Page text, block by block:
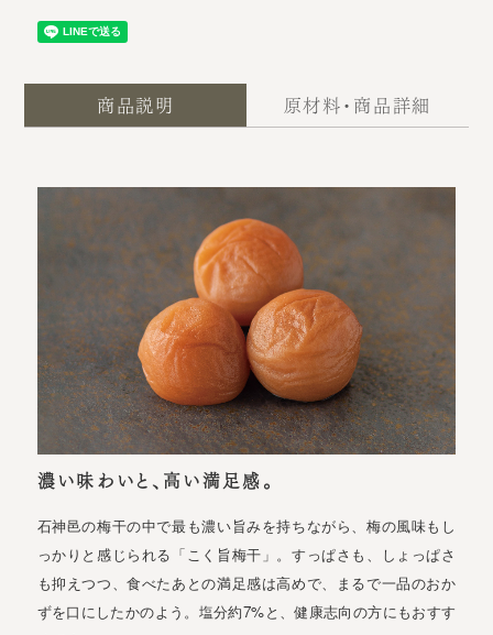
商品説明 原材料・商品詳細
濃い味わいと、高い満足感。
石神邑の梅干の中で最も濃い旨みを持ちながら、梅の風味もし
っかりと感じられる「こく旨梅干」。すっぱさも、しょっぱさ
も抑えつつ、食べたあとの満足感は高めで、まるで一品のおか
ずを口にしたかのよう。塩分約7%と、健康志向の方にもおすす